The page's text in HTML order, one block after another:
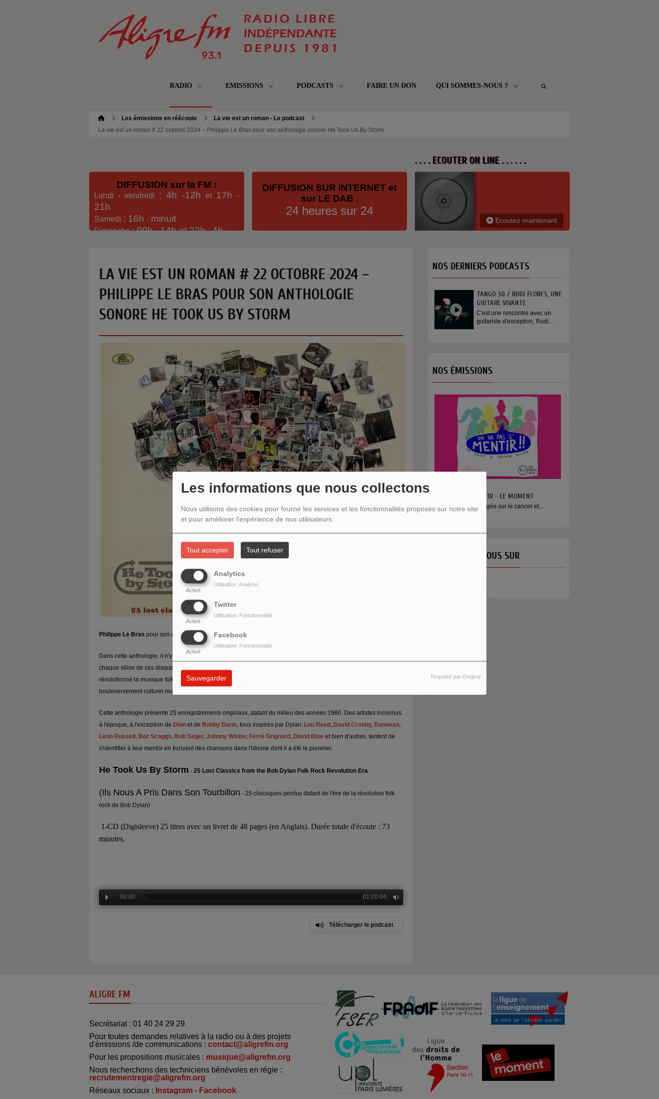
Les informations que nous collectons
Nous utilisons des cookies pour fournir les services et les fonctionnalités proposés sur notre site
et pour améliorer l'expérience de nos utilisateurs.
Tout accepter Tout refuser
Analytics
Activé
Utilisation: Analyse
Twitter
Activé
Utilisation: Fonctionnalité
Facebook
Activé
Utilisation: Fonctionnalité
Sauvegarder Propulsé par Orejime
RADIO EMISSIONS PODCASTS FAIRE UN DON QUI SOMMES-NOUS ?
Les émissions en réécoute
La vie est un roman - Le podcast
La vie est un roman # 22 octobre 2024 – Philippe Le Bras pour son anthologie sonore He Took Us By Storm
DIFFUSION sur la FM :
Lundi - vendredi : 4h -12h et 17h -
21h
Samedi : 16h - minuit
Dimanche: 00h -14h et 22h-4h
DIFFUSION SUR INTERNET et
sur LE DAB :
24 heures sur 24
. . . . ECOUTER ON LINE . . . . . .
Ecoutez maintenant
LA VIE EST UN ROMAN # 22 OCTOBRE 2024 –
PHILIPPE LE BRAS POUR SON ANTHOLOGIE
SONORE HE TOOK US BY STORM
Philippe Le Bras pour son anthologie sonoreHe Took Us By Storm
Dans cette anthologie, il n'y a pas une seule chanson de
chaque sillon de ces disques. Une compilation inédite, dédiée au musicien et auteur charismatique qui a
révolutionné la musique folk et rock comme aucun autre dans les années 60, et est devenu la figure de proue d'un
bouleversement culturel mondial:
Cette anthologie présente 25 enregistrements originaux, datant du milieu des années 1960. Des artistes inconnus
à l'époque, à l'exception de Dion et de Bobby Darin, tous inspirés par Dylan: Lou Reed, David Crosby, Donovan,
Leon Russell, Boz Scaggs, Bob Seger, Johnny Winter, Ferré Grignard, David Blue et bien d'autres, tentent de
s'identifier à leur mentor en écrivant des chansons dans l'idiome dont il a été le pionnier.
He Took Us By Storm - 25 Lost Classics from the Bob Dylan Folk Rock Revolution Era
(Ils Nous A Pris Dans Son Tourbillon - 25 classiques perdus datant de l'ère de la révolution folk
rock de Bob Dylan)
1-CD (Digisleeve) 25 titres avec un livret de 48 pages (en Anglais). Durée totale d'écoute : 73
minutes.
00:00 01:00:04
Télécharger le podcast
NOS DERNIERS PODCASTS
TANGO 30 / RUDI FLORES, UNE
GUITARE VIVANTE
C'est une rencontre avec un
guitariste d'exception, Rudi...
NOS ÉMISSIONS
ON VA PAS S’MENTIR - LE MOMENT
Une émission engagée sur le cancer et...
RETROUVEZ-NOUS SUR
ALIGRE FM
Secrétariat : 01 40 24 29 29
Pour toutes demandes relatives à la radio ou à des projets
d'émissions /de communications : contact@aligrefm.org
Pour les propositions musicales : musique@aligrefm.org
Nous recherchons des techniciens bénévoles en régie :
recrutementregie@aligrefm.org
Réseaux sociaux : Instagram - Facebook